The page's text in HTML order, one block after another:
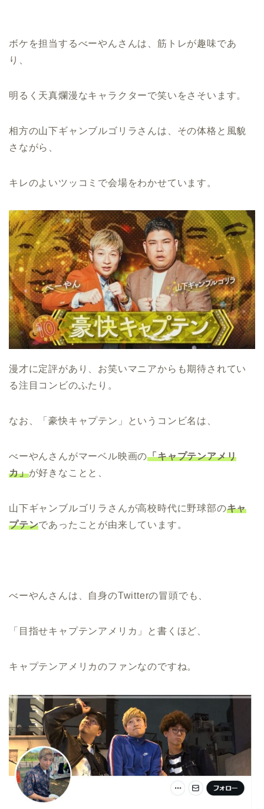
ボケを担当するべーやんさんは、筋トレが趣味であ
り、
明るく天真爛漫なキャラクターで笑いをさそいます。
相方の山下ギャンブルゴリラさんは、その体格と風貌
さながら、
キレのよいツッコミで会場をわかせています。
漫才に定評があり、お笑いマニアからも期待されてい
る注目コンビのふたり。
なお、「豪快キャプテン」というコンビ名は、
べーやんさんがマーベル映画の「キャプテンアメリ
カ」が好きなことと、
山下ギャンブルゴリラさんが高校時代に野球部のキャ
プテンであったことが由来しています。
べーやんさんは、自身のTwitterの冒頭でも、
「目指せキャプテンアメリカ」と書くほど、
キャプテンアメリカのファンなのですね。